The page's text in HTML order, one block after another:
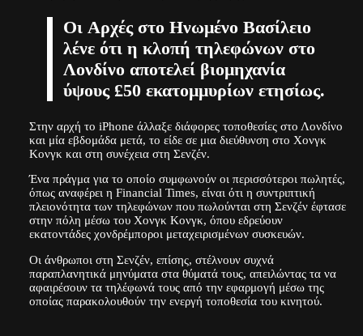
Οι Aρχές στο Ηνωμένο Βασίλειο
λένε ότι η κλοπή τηλεφώνων στο
Λονδίνο αποτελεί βιομηχανία
ύψους £50 εκατομμυρίων ετησίως.
Στην αρχή το iPhone άλλαξε διάφορες τοποθεσίες στο Λονδίνο
και μία εβδομάδα μετά, το είδε σε μια διεύθυνση στο Χονγκ
Κονγκ και στη συνέχεια στη Σενζέν.
Ένα πράγμα για το οποίο συμφωνούν οι περισσότεροι πωλητές,
όπως αναφέρει η Financial Times, είναι ότι η συντριπτική
πλειονότητα των τηλεφώνων που πωλούνται στη Σενζέν έφτασε
στην πόλη μέσω του Χονγκ Κονγκ, όπου εδρεύουν
εκατοντάδες χονδρέμποροι μεταχειρισμένων συσκευών.
Οι άνθρωποι στη Σενζέν, επίσης, στέλνουν συχνά
παραπλανητικά μηνύματα στα θύματά τους, απειλώντας τα να
αφαιρέσουν τα τηλέφωνά τους από την εφαρμογή μέσω της
οποίας παρακολουθούν την ενεργή τοποθεσία του κινητού.